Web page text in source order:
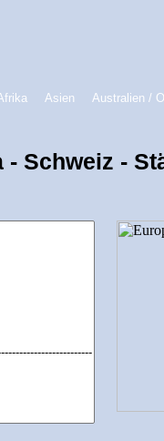
Asien Australien /
- Schweiz -